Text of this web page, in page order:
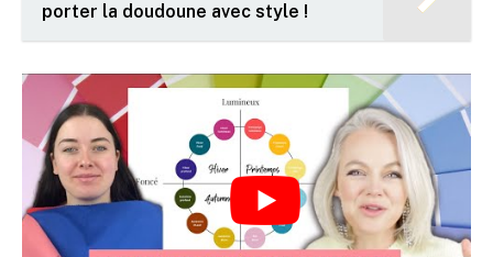
porter la doudoune avec style !